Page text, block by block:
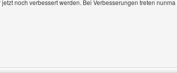
noch verbessert werden. Bei Verbesserungen treten
AsgarSerran